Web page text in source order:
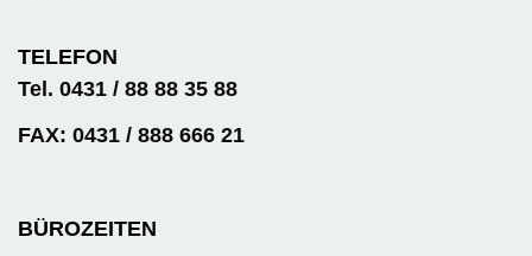
TELEFON
Tel. 0431 / 88 88 35 88
FAX: 0431 / 888 666 21
BÜROZEITEN